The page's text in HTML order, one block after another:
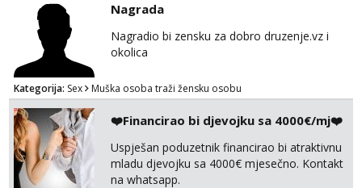
Nagrada
Nagradio bi zensku za dobro druzenje.vz i
okolica
Kategorija: Sex Muška osoba traži žensku osobu
❤️Financirao bi djevojku sa 4000€/mj❤️
Uspješan poduzetnik financirao bi atraktivnu
mladu djevojku sa 4000€ mjesečno. Kontakt
na whatsapp.